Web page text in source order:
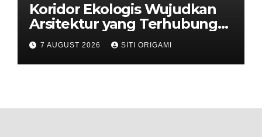
Koridor Ekologis Wujudkan
Arsitektur yang Terhubung
dengan Alam
7 AUGUST 2026 SITI ORIGAMI